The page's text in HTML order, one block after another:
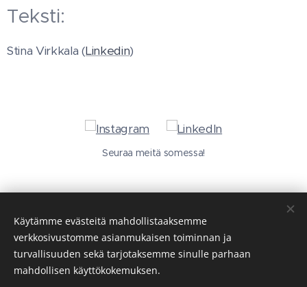
Teksti:
Stina Virkkala (Linkedin)
Seuraa meitä somessa!
Käytämme evästeitä mahdollistaaksemme
verkkosivustomme asianmukaisen toiminnan ja
turvallisuuden sekä tarjotaksemme sinulle parhaan
mahdollisen käyttökokemuksen.